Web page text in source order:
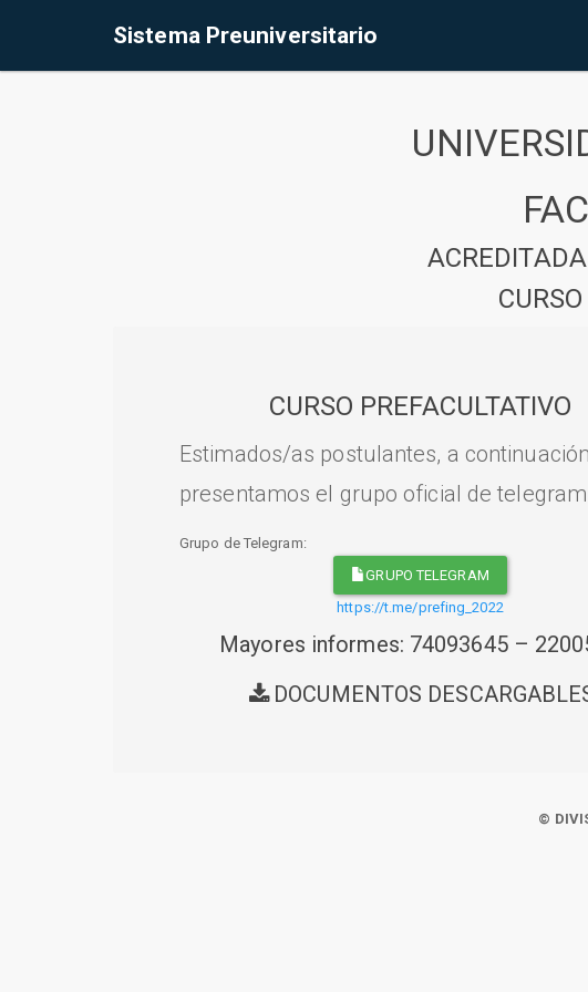
Sistema Preuniversitario
CURSO PREFACULTATIVO
Estimados/as postulantes, a
presentamos el grupo oficial de
Grupo de Telegram:
GRUPO TELEGRAM
https://t.me/prefing_2022
Mayores informes: 74093645 –
DOCUMENTOS
©